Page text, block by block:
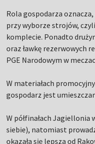
Rola gospodarza
przy wyborze strojów,
komplecie. Ponadto
oraz ławkę rezerwowych
PGE Narodowym w
W materiałach
gospodarz jest
W półfinałach Jagiellonia
siebie), natomiast
okazała się lepsza od